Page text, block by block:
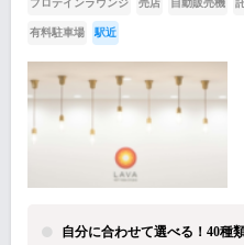
有料駐車場 駅近
自分に合わせて選べる！40種